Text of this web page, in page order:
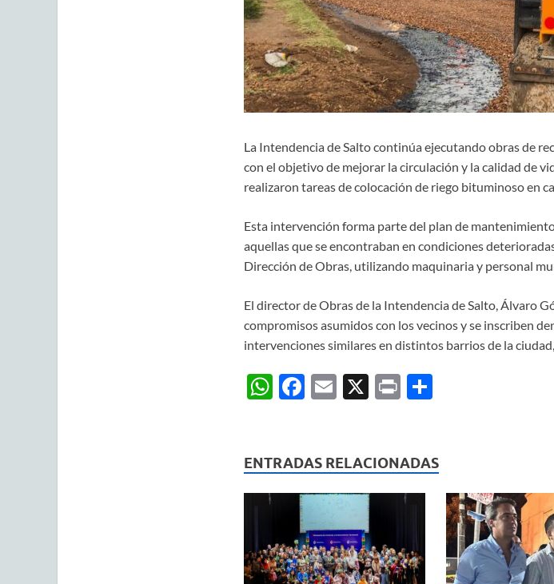
La Intendencia de Salto continúa ejecutando obras de
con el objetivo de mejorar la circulación y la calidad de
realizaron tareas de colocación de riego bituminoso en
Esta intervención forma parte del plan de
aquellas que se encontraban en condiciones
Dirección de Obras, utilizando maquinaria y personal
El director de Obras de la Intendencia de Salto, Álvaro
compromisos asumidos con los vecinos y se inscriben
intervenciones similares en distintos barrios de la
W
s
A
p
F
b
o
o
k
E X P C
p
ar
ti
ENTRADAS RELACIONADAS